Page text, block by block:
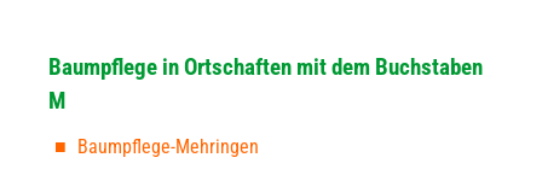
Baumpflege in Ortschaften mit dem Buchstaben
M
Baumpflege-Mehringen